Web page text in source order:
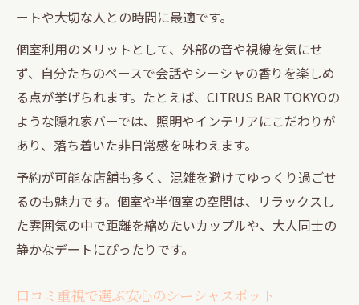
ートや大切な人との時間に最適です。
個室利用のメリットとして、外部の音や視線を気にせ
ず、自分たちのペースで会話やシーシャの香りを楽しめ
る点が挙げられます。たとえば、CITRUS BAR TOKYOの
ような隠れ家バーでは、照明やインテリアにこだわりが
あり、落ち着いた非日常感を味わえます。
予約が可能な店舗も多く、混雑を避けてゆっくり過ごせ
るのも魅力です。個室や半個室の空間は、リラックスし
た雰囲気の中で距離を縮めたいカップルや、大人同士の
静かなデートにぴったりです。
口コミ重視で選ぶ安心のシーシャスポット